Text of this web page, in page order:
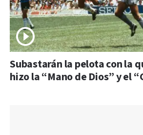
Subastarán la pelota con la
hizo la “Mano de Dios” y el